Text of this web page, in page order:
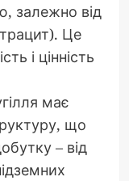
залежно від
Це
і цінність
має
що
– від